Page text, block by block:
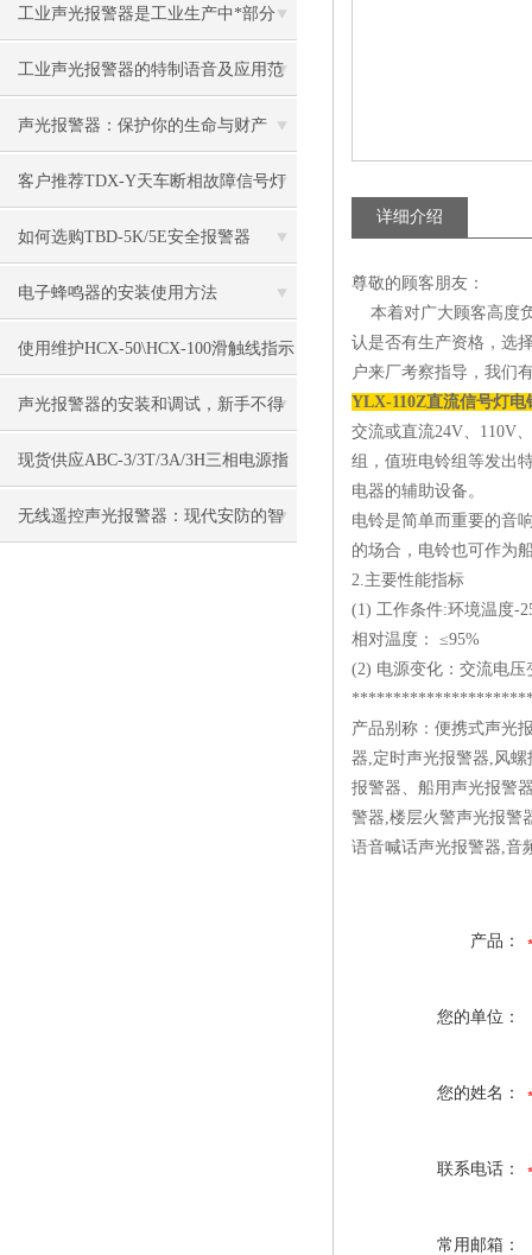
工业声光报警器是工业生产中*部分
工业声光报警器的特制语音及应用范
围
声光报警器：保护你的生命与财产
客户推荐TDX-Y天车断相故障信号灯
如何选购TBD-5K/5E安全报警器
电子蜂鸣器的安装使用方法
使用维护HCX-50\HCX-100滑触线指示
灯
声光报警器的安装和调试，新手不得
不看！
现货供应ABC-3/3T/3A/3H三相电源指
示灯
无线遥控声光报警器：现代安防的智
详细介绍
尊敬的顾客朋友：
本着对广大顾客高度
认是否有生产资格，选
户来厂考察指导，我们
YLX-110Z直流信号灯电
交流或直流24V、110V
组，值班电铃组等发出
电器的辅助设备。
电铃是简单而重要的音
的场合，电铃也可作为
2.主要性能指标
(1) 工作条件:环境温度-
相对温度： ≤95%
(2) 电源变化：交流电压
产品别称：便携式声光
器,定时声光报警器,风
报警器、船用声光报警
警器,楼层火警声光报警
语音喊话声光报警器,音
产品：
您的单位：
您的姓名：
联系电话：
常用邮箱：